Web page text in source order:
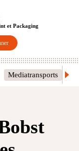
et Packaging
Mediatransports